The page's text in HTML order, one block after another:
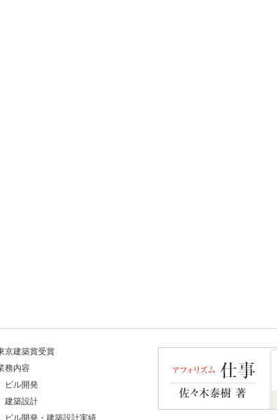
京建築賞受賞
務内容
ビル開発
建築設計
ビル開発・建築設計実績